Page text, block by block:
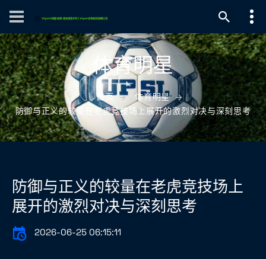
体育明星
首页
体育明星
防御与正义的较量在老虎竞技场上展开的激烈对决与深刻思考
防御与正义的较量在老虎竞技场上
展开的激烈对决与深刻思考
2026-06-25 06:15:11